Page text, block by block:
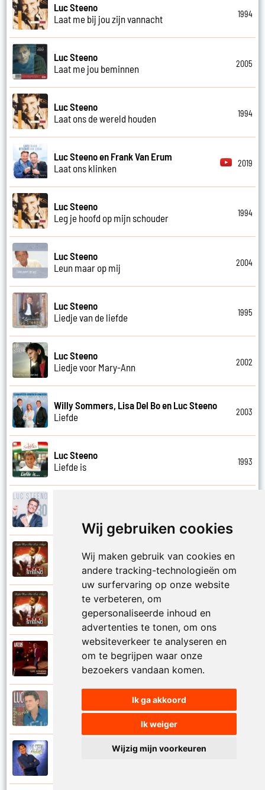
Wij gebruiken cookies
Wij maken gebruik van cookies en
andere tracking-technologieën om
uw surfervaring op onze website
te verbeteren, om
gepersonaliseerde inhoud en
advertenties te tonen, om ons
websiteverkeer te analyseren en
om te begrijpen waar onze
bezoekers vandaan komen.
Ik ga akkoord
Ik weiger
Wijzig mijn voorkeuren
Luc Steeno
Laat me bij jou zijn vannacht
1994
Luc Steeno
Laat me jou beminnen
2005
Luc Steeno
Laat ons de wereld houden
1994
Luc Steeno en Frank Van Erum
Laat ons klinken
2019
Luc Steeno
Leg je hoofd op mijn schouder
1994
Luc Steeno
Leun maar op mij
2004
Luc Steeno
Liedje van de liefde
1995
Luc Steeno
Liedje voor Mary-Ann
2002
Willy Sommers, Lisa Del Bo en Luc Steeno
Liefde
2003
Luc Steeno
Liefde is
1993
Luc Steeno
Liefde op het eerste zicht
Luc Steeno
Liefde wint het toch altijd
Luc Steeno
Maandag